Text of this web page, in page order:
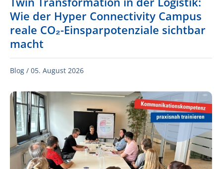
Wie der Hyper Connectivity Campus
reale CO₂-Einsparpotenziale sichtbar
macht
Blog / 05. August 2026